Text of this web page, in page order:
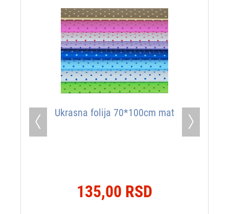
Ukrasna folija 70*100cm mat
135,00 RSD
Previous Next